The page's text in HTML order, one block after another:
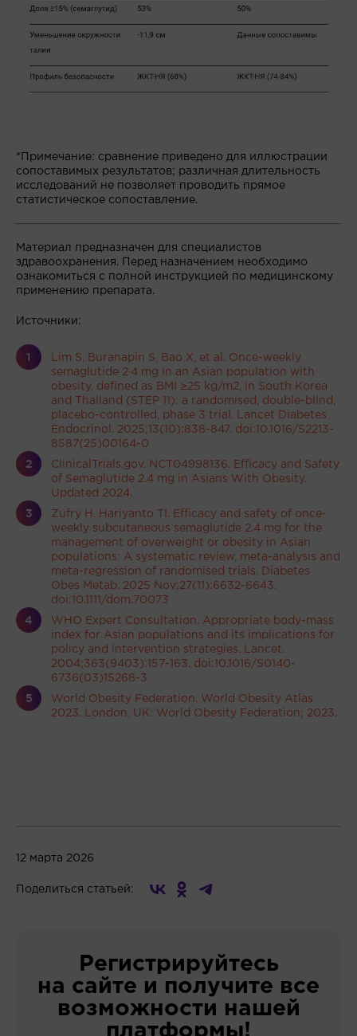
*Примечание: сравнение приведено для иллюстрации
сопоставимых результатов; различная длительность
исследований не позволяет проводить прямое
статистическое сопоставление.
Материал предназначен для специалистов
здравоохранения. Перед назначением необходимо
ознакомиться с полной инструкцией по медицинскому
применению препарата.
Источники:
Lim S, Buranapin S, Bao X, et al. Once-weekly
semaglutide 2·4 mg in an Asian population with
obesity, defined as BMI ≥25 kg/m2, in South Korea
and Thailand (STEP 11): a randomised, double-blind,
placebo-controlled, phase 3 trial. Lancet Diabetes
Endocrinol. 2025;13(10):838-847. doi:10.1016/S2213-
8587(25)00164-0
ClinicalTrials.gov. NCT04998136. Efficacy and Safety
of Semaglutide 2.4 mg in Asians With Obesity.
Updated 2024.
Zufry H, Hariyanto TI. Efficacy and safety of once-
weekly subcutaneous semaglutide 2.4 mg for the
management of overweight or obesity in Asian
populations: A systematic review, meta-analysis and
meta-regression of randomised trials. Diabetes
Obes Metab. 2025 Nov;27(11):6632-6643.
doi:10.1111/dom.70073
WHO Expert Consultation. Appropriate body-mass
index for Asian populations and its implications for
policy and intervention strategies. Lancet.
2004;363(9403):157-163. doi:10.1016/S0140-
6736(03)15268-3
World Obesity Federation. World Obesity Atlas
2023. London, UK: World Obesity Federation; 2023.
12 марта 2026
Поделиться статьей:
Регистрируйтесь
на сайте и получите все
возможности нашей
платформы!